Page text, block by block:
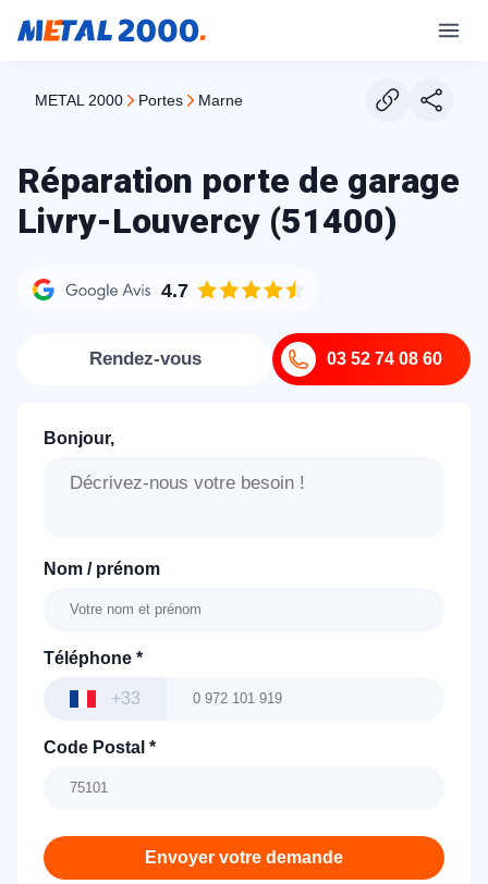
METAL 2000 portes marne
Réparation porte de garage
Livry-Louvercy (51400)
4.7
03 52 74 08 60
Rendez-vous
Bonjour,
Nom / prénom
Téléphone *
+33
Code Postal *
Envoyer votre demande